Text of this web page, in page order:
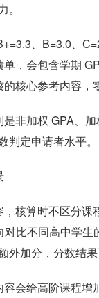
、B=3.0、
，会包含学期
核心参考内容
非加权 GPA、
定申请者水平。
核算时不区分
比不同高中学
外加分，分数结
会给高阶课程